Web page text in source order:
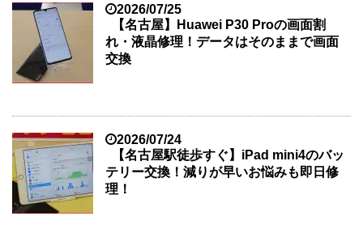
2026/07/25
【名古屋】Huawei P30 Proの画面割
れ・液晶修理！データはそのままで画面
交換
2026/07/24
【名古屋駅徒歩すぐ】iPad mini4のバッ
テリー交換！減りが早いお悩みも即日修
理！